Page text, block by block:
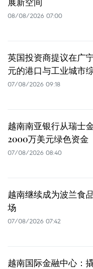
08/08/2026 07:00
英国投资商提议在广
元的港口与工业城市
07/08/2026 09:18
越南南亚银行从瑞士
2000万美元绿色资金
07/08/2026 08:40
越南继续成为波兰食
场
07/08/2026 07:42
越南国际金融中心：